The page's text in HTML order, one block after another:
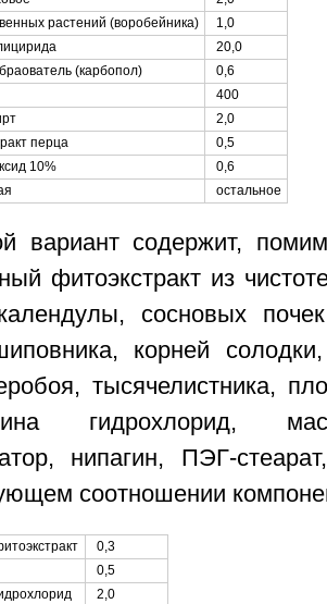
растений (воробейника)
1,0
20,0
(карбопол)
0,6
400
2,0
перца
0,5
10%
0,6
остальное
вариант содержит,
фитоэкстракт из
сосновых
корней
тысячелистника,
гидрохлорид,
нипагин, ПЭГ-
соотношении
0,3
0,5
2,0